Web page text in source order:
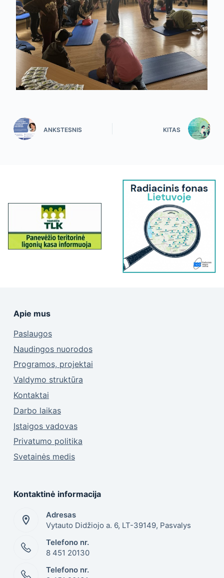
ANKSTESNIS KITAS
Apie mus
Paslaugos
Naudingos nuorodos
Programos, projektai
Valdymo struktūra
Kontaktai
Darbo laikas
Įstaigos vadovas
Privatumo politika
Svetainės medis
Kontaktinė informacija
Adresas
Vytauto Didžiojo a. 6, LT-39149, Pasvalys
Telefono nr.
8 451 20130
Telefono nr.